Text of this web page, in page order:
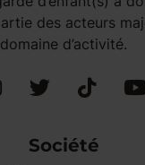
des acteurs
domaine d’activité.
Société